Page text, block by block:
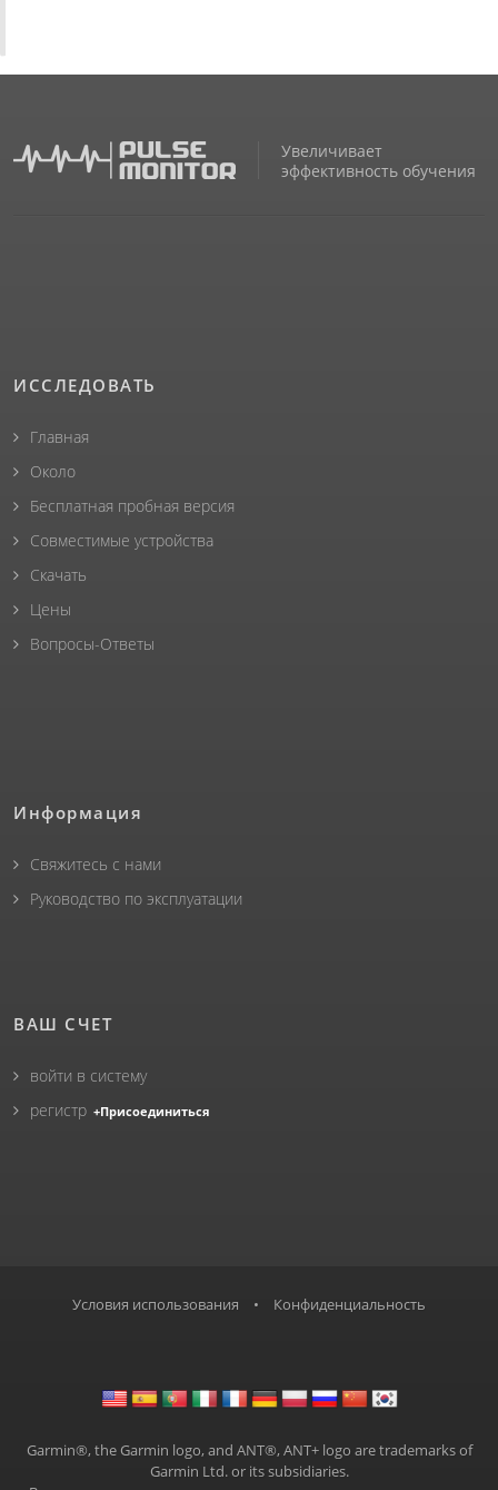
Увеличивает
эффективность обучения
ИССЛЕДОВАТЬ
Главная
Около
Бесплатная пробная версия
Совместимые устройства
Скачать
Цены
Вопросы-Ответы
Информация
Свяжитесь с нами
Руководство по эксплуатации
ВАШ СЧЕТ
войти в систему
регистр +Присоединиться
Условия использования • Конфиденциальность
Garmin®, the Garmin logo, and ANT®, ANT+ logo are trademarks of
Garmin Ltd. or its subsidiaries.